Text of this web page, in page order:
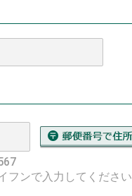
フンで入力してください